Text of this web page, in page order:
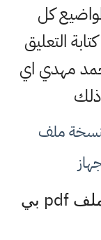
كل
التعليق
مهدي اي
ملف
ملف pdf بي